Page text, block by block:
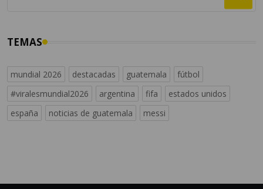
TEMAS
mundial 2026 destacadas guatemala
fútbol
#viralesmundial2026
argentina fifa
estados unidos
españa
noticias de guatemala messi